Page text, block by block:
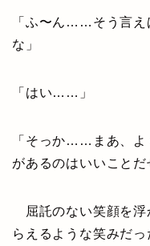
「ふ〜ん……そう言え
な」
「はい……」
「そっか……まあ、よ
があるのはいいことだ
屈託のない笑顔を浮
らえるような笑みだ